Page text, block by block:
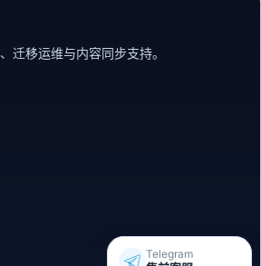
迁移运维与内容同步支持。
Telegram